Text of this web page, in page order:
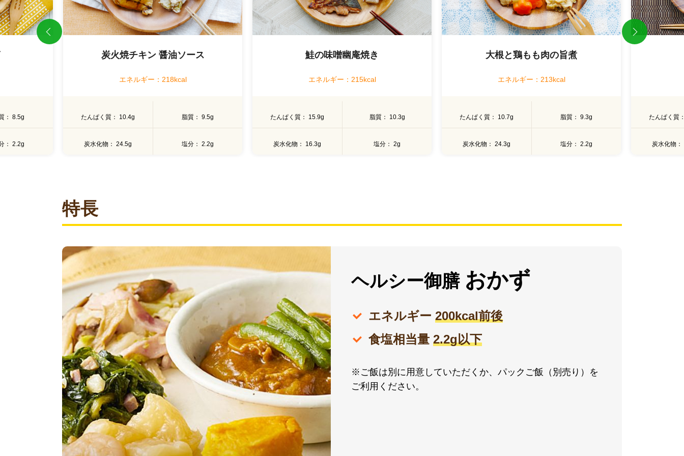
Previous
8.5g
2.2g
炭火焼チキン 醤油ソース
エネルギー：218kcal
たんぱく質 10.4g 脂質 9.5g
炭水化物 24.5g 塩分 2.2g
鮭の味噌幽庵焼き
エネルギー：215kcal
たんぱく質 15.9g 脂質 10.3g
炭水化物 16.3g 塩分 2g
大根と鶏もも肉の旨煮
エネルギー：213kcal
たんぱく質 10.7g 脂質 9.3g
炭水化物 24.3g 塩分 2.2g
たんぱく質
炭水化物
特長
ヘルシー御膳 おかず
エネルギー 200kcal前後
食塩相当量 2.2g以下
※ご飯は別に用意していただくか、パックご飯（別売り）を
ご利用ください。